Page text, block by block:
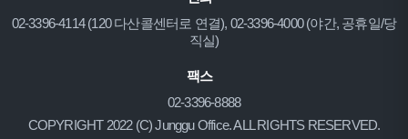
02-3396-4114 (120 다산콜센터로 연결), 02-3396-4000 (야간, 공휴일/당
직실)
팩스
02-3396-8888
COPYRIGHT 2022 (C) Junggu Office. ALL RIGHTS RESERVED.